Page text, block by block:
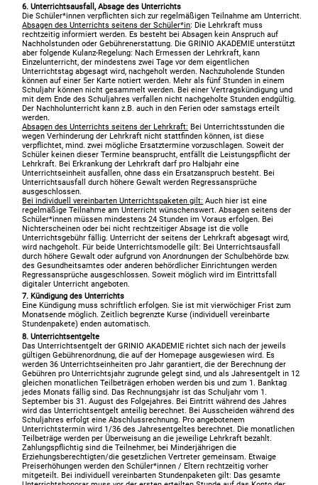
6. Unterrichtsausfall, Absage des Unterrichts
Die Schüler*innen verpflichten sich zur regelmäßigen Teilnahme am Unterricht.
Absagen des Unterrichts seitens der Schüler*in: Die Lehrkraft muss
rechtzeitig informiert werden. Es besteht bei Absagen kein Anspruch auf
Nachholstunden oder Gebührenerstattung. Die GRINIO AKADEMIE unterstützt
aber folgende Kulanz-Regelung: Nach Ermessen der Lehrkraft, kann
Einzelunterricht, der mindestens zwei Tage vor dem eigentlichen
Unterrichtstag abgesagt wird, nachgeholt werden. Nachzuholende Stunden
können auf einer 5er Karte notiert werden. Mehr als fünf Stunden in einem
Schuljahr können nicht gesammelt werden. Bei einer Vertragskündigung und
mit dem Ende des Schuljahres verfallen nicht nachgeholte Stunden endgültig.
Der Nachholunterricht kann z.B. auch in den Ferien oder samstags erteilt
werden.
Absagen des Unterrichts seitens der Lehrkraft: Bei Unterrichtsstunden die
wegen Verhinderung der Lehrkraft nicht stattfinden können, ist diese
verpflichtet, mind. zwei mögliche Ersatztermine vorzuschlagen. Soweit der
Schüler keinen dieser Termine beansprucht, entfällt die Leistungspflicht der
Lehrkraft. Bei Erkrankung der Lehrkraft darf pro Halbjahr eine
Unterrichtseinheit ausfallen, ohne dass ein Ersatzanspruch besteht. Bei
Unterrichtsausfall durch höhere Gewalt werden Regressansprüche
ausgeschlossen.
Bei individuell vereinbarten Unterrichtspaketen gilt: Auch hier ist eine
regelmäßige Teilnahme am Unterricht wünschenswert. Absagen seitens der
Schüler*innen müssen mindestens 24 Stunden im Voraus erfolgen. Bei
Nichterscheinen oder bei nicht rechtzeitiger Absage ist die volle
Unterrichtsgebühr fällig. Unterricht der seitens der Lehrkraft abgesagt wird,
wird nachgeholt. Für beide Unterrichtsmodelle gilt: Bei Unterrichtsausfall
durch höhere Gewalt oder aufgrund von Anordnungen der Schulbehörde bzw.
des Gesundheitsamtes oder anderen behördlicher Einrichtungen werden
Regressansprüche ausgeschlossen. Soweit möglich wird im Eintrittsfall
digitaler Unterricht angeboten.
7. Kündigung des Unterrichts
Eine Kündigung muss schriftlich erfolgen. Sie ist mit vierwöchiger Frist zum
Monatsende möglich. Zeitlich begrenzte Kurse (individuell vereinbarte
Stundenpakete) enden automatisch.
8. Unterrichtsentgelte
Das Unterrichtsentgelt der GRINIO AKADEMIE richtet sich nach der jeweils
gültigen Gebührenordnung, die auf der Homepage ausgewiesen wird. Es
werden 36 Unterrichtseinheiten pro Jahr garantiert, die der Berechnung der
Gebühren pro Unterrichtsjahr zugrunde gelegt sind, und als Jahresentgelt in 12
gleichen monatlichen Teilbeträgen erhoben werden bis und zum 1. Banktag
jedes Monats fällig sind. Das Rechnungsjahr ist das Schuljahr vom 1.
September bis 31. August des Folgejahres. Bei Eintritt während des Jahres
wird das Unterrichtsentgelt anteilig berechnet. Bei Ausscheiden während des
Schuljahres erfolgt eine Abschlussrechnung. Pro angebotenem
Unterrichtstermin wird 1/36 des Jahresentgeltes berechnet. Die monatlichen
Teilbeträge werden per Überweisung an die jeweilige Lehrkraft bezahlt.
Zahlungspflichtig sind die Teilnehmer, bei Minderjährigen die
Erziehungsberechtigten/die gesetzlichen Vertreter gemeinsam. Etwaige
Preiserhöhungen werden den Schüler*innen / Eltern rechtzeitig vorher
mitgeteilt. Bei individuell vereinbarten Stundenpaketen gilt: Das gesamte